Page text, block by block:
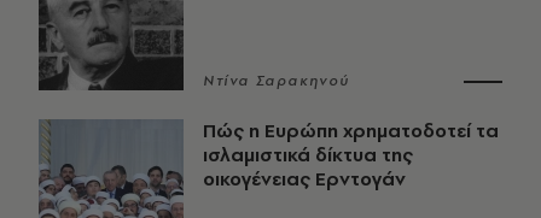
Ντίνα Σαρακηνού
Πώς η Ευρώπη χρηματοδοτεί τα
ισλαμιστικά δίκτυα της
οικογένειας Ερντογάν